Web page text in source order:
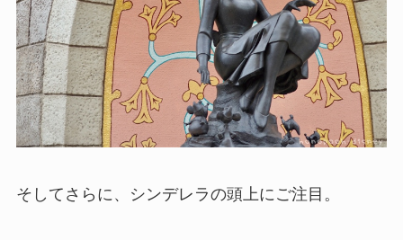
そしてさらに、シンデレラの頭上にご注目。